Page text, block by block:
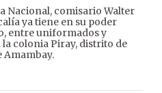
Nacional, comisario Walter
ya tiene en su poder
entre uniformados y
colonia Piray, distrito de
Amambay.